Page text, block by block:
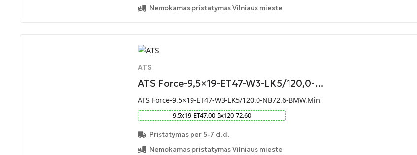
Nemokamas pristatymas Vilniaus mieste
ATS
ATS Force-9,5×19-ET47-W3-LK5/120,0-…
ATS Force-9,5×19-ET47-W3-LK5/120,0-NB72,6-BMW,Mini
9.5x19 ET47.00 5x120 72.60
Pristatymas per 5-7 d.d.
Nemokamas pristatymas Vilniaus mieste